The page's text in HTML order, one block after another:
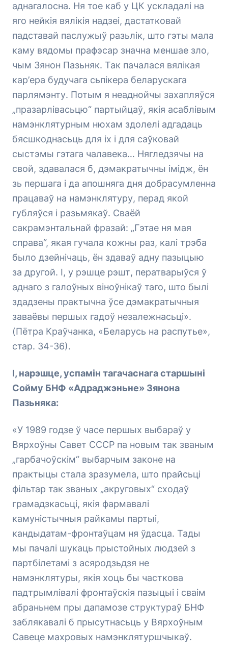
аднагалосна. Ня тое каб у ЦК ускладалі на
яго нейкія вялікія надзеі, дастатковай
падставай паслужыў разьлік, што гэты мала
каму вядомы прафэсар значна меншае зло,
чым Зянон Пазьняк. Так пачалася вялікая
кар’ера будучага сьпікера беларускага
парлямэнту. Потым я неаднойчы захапляўся
„празарлівасьцю“ партыйцаў, якія асаблівым
намэнклятурным нюхам здолелі адгадаць
бясшкоднасьць для іх і для саўковай
сыстэмы гэтага чалавека… Нягледзячы на
свой, здавалася б, дэмакратычны імідж, ён
зь першага і да апошняга дня добрасумленна
працаваў на намэнклятуру, перад якой
губляўся і разьмякаў. Сваёй
сакрамэнтальнай фразай: „Гэтае ня мая
справа“, якая гучала кожны раз, калі трэба
было дзейнічаць, ён здаваў адну пазыцыю
за другой. І, у рэшце рэшт, ператварыўся ў
аднаго з галоўных віноўнікаў таго, што былі
здадзены практычна ўсе дэмакратычныя
заваёвы першых гадоў незалежнасьці».
(Пётра Краўчанка, «Беларусь на распутье»,
стар. 34-36).
І, нарэшце, успамін тагачаснага старшыні
Сойму БНФ «Адраджэньне» Зянона
Пазьняка:
«У 1989 годзе ў часе першых выбараў у
Вярхоўны Савет СССР па новым так званым
„гарбачоўскім“ выбарчым законе на
практыцы стала зразумела, што прайсьці
фільтар так званых „акруговых“ сходаў
грамадзкасьці, якія фармавалі
камуністычныя райкамы партыі,
кандыдатам-фронтаўцам ня ўдасца. Тады
мы пачалі шукаць прыстойных людзей з
партбілетамі з асяродзьдзя не
намэнклятуры, якія хоць бы часткова
падтрымлівалі фронтаўскія пазыцыі і сваім
абраньнем пры дапамозе структураў БНФ
заблякавалі б прысутнасьць у Вярхоўным
Савеце махровых намэнклятуршчыкаў.